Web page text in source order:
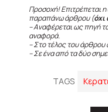
Προσοχή! Επιτρέπεται
παραπάνω άρθρου (όχι
– Αναφέρεται ως πηγή
αναφορά.
– Στο τέλος του
– Σε ένα από τα δύο
TAGS